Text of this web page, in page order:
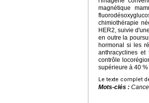
magnétique
chimiothérapie
HER2, suivie
en outre la
hormonal si les
anthracyclines
contrôle
supérieure à 40
Le texte complet
Mots-clés :